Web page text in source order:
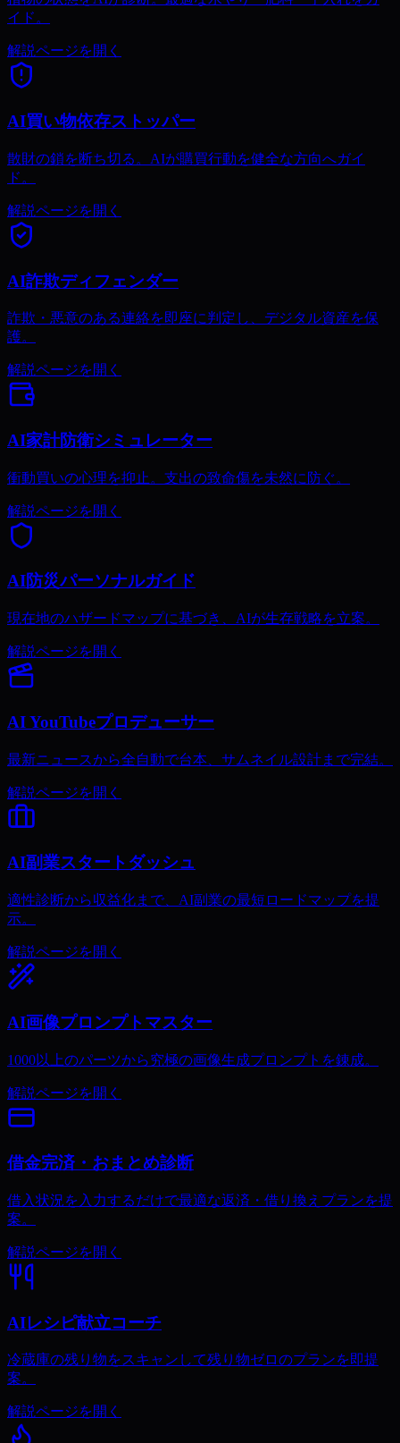
イド。
解説ページを開く
AI買い物依存ストッパー
散財の鎖を断ち切る。AIが購買行動を健全な方向へガイ
ド。
解説ページを開く
AI詐欺ディフェンダー
詐欺・悪意のある連絡を即座に判定し、デジタル資産を保
護。
解説ページを開く
AI家計防衛シミュレーター
衝動買いの心理を抑止。支出の致命傷を未然に防ぐ。
解説ページを開く
AI防災パーソナルガイド
現在地のハザードマップに基づき、AIが生存戦略を立案。
解説ページを開く
AI YouTubeプロデューサー
最新ニュースから全自動で台本、サムネイル設計まで完結。
解説ページを開く
AI副業スタートダッシュ
適性診断から収益化まで、AI副業の最短ロードマップを提
示。
解説ページを開く
AI画像プロンプトマスター
1000以上のパーツから究極の画像生成プロンプトを錬成。
解説ページを開く
借金完済・おまとめ診断
借入状況を入力するだけで最適な返済・借り換えプランを提
案。
解説ページを開く
AIレシピ献立コーチ
冷蔵庫の残り物をスキャンして残り物ゼロのプランを即提
案。
解説ページを開く